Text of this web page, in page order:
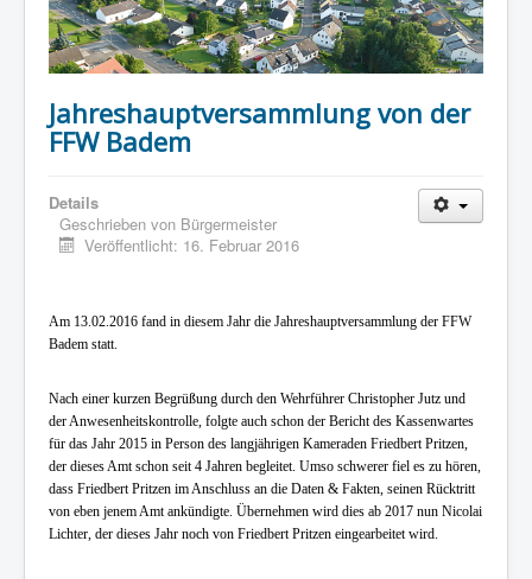
Jahreshauptversammlung von der
FFW Badem
Details
Geschrieben von Bürgermeister
Veröffentlicht: 16. Februar 2016
Am 13.02.2016 fand in diesem Jahr die Jahreshauptversammlung der FFW
Badem statt.
Nach einer kurzen Begrüßung durch den Wehrführer Christopher Jutz und
der Anwesenheitskontrolle, folgte auch schon der Bericht des Kassenwartes
für das Jahr 2015 in Person des langjährigen Kameraden Friedbert Pritzen,
der dieses Amt schon seit 4 Jahren begleitet. Umso schwerer fiel es zu hören,
dass Friedbert Pritzen im Anschluss an die Daten & Fakten, seinen Rücktritt
von eben jenem Amt ankündigte. Übernehmen wird dies ab 2017 nun Nicolai
Lichter, der dieses Jahr noch von Friedbert Pritzen eingearbeitet wird.